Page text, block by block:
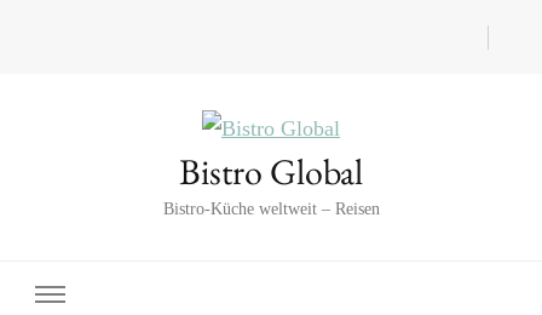
Bistro Global
Bistro-Küche weltweit – Reisen